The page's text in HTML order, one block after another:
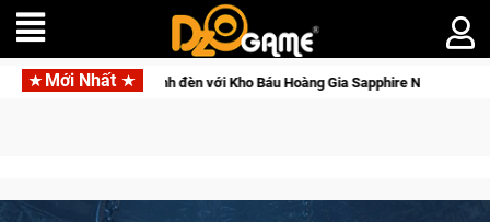
Mới Nhất
lộng lẫy ánh đèn với Kho Báu Hoàng Gia Sapphire Neon Punk